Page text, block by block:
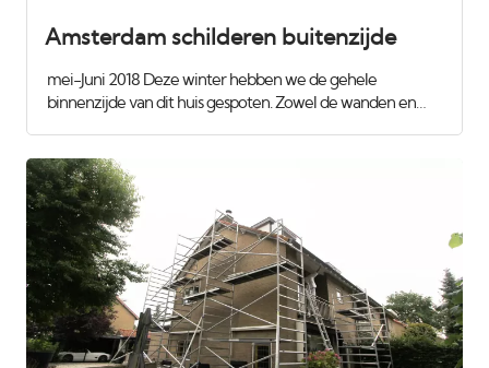
Amsterdam schilderen buitenzijde
mei-Juni 2018 Deze winter hebben we de gehele
binnenzijde van dit huis gespoten. Zowel de wanden en
maar de lijsten moesten nog wel rondom geschilrd
worden.